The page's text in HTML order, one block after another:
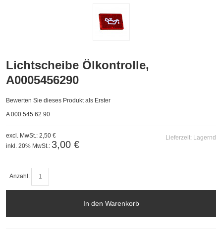
Lichtscheibe Ölkontrolle,
A0005456290
Bewerten Sie dieses Produkt als Erster
A 000 545 62 90
Lieferzeit: Lagernd
excl. MwSt.: 2,50 €
inkl. 20% MwSt.: 3,00 €
Anzahl:
In den Warenkorb